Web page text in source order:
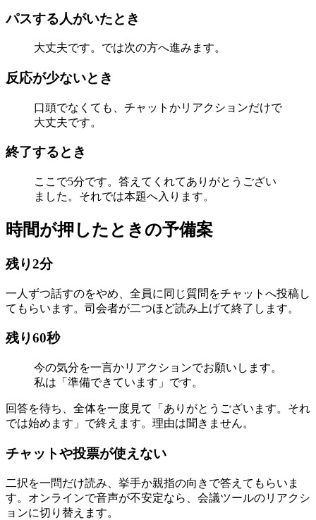
パスする人がいたとき
大丈夫です。では次の方へ進みます。
反応が少ないとき
口頭でなくても、チャットかリアクションだけで
大丈夫です。
終了するとき
ここで5分です。答えてくれてありがとうござい
ました。それでは本題へ入ります。
時間が押したときの予備案
残り2分
一人ずつ話すのをやめ、全員に同じ質問をチャットへ投稿し
てもらいます。司会者が二つほど読み上げて終了します。
残り60秒
今の気分を一言かリアクションでお願いします。
私は「準備できています」です。
回答を待ち、全体を一度見て「ありがとうございます。それ
では始めます」で終えます。理由は聞きません。
チャットや投票が使えない
二択を一問だけ読み、挙手か親指の向きで答えてもらいま
す。オンラインで音声が不安定なら、会議ツールのリアクシ
ョンに切り替えます。